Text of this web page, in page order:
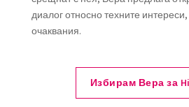
диалог относно техните
очаквания.
Избирам Вера за